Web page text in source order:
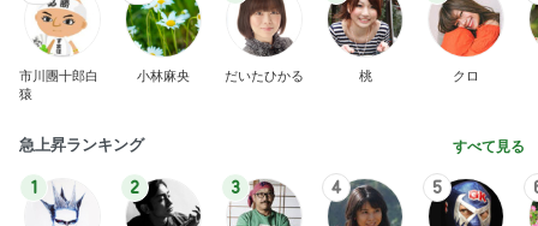
市川團十郎白
猿
小林麻央 だいたひかる 桃 クロ
急上昇ランキング すべて見る
1 2 3 4 5